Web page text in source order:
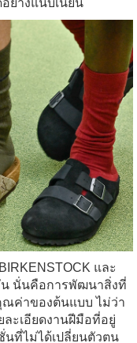
ย่างแนบเนียน
และ
น นั่นคือการพัฒนาสิ่งที่
ณค่าของต้นแบบ ไม่ว่า
ะเอียดงานฝีมือที่อยู่
นที่ไม่ได้เปลี่ยนตัวตน